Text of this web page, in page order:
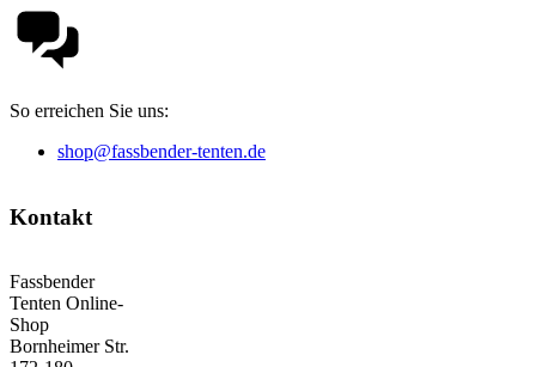
So erreichen Sie uns:
shop@fassbender-tenten.de
Kontakt
Fassbender
Tenten Online-
Shop
Bornheimer Str.